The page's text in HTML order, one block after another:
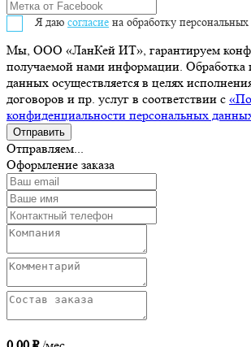
Я даю согласие на обработку
Мы, ООО «ЛанКей ИТ», гарантируем
получаемой нами информации. Обработка
данных осуществляется в целях
договоров и пр. услуг в соответствии с
конфиденциальности персональных
Отправляем...
Оформление заказа